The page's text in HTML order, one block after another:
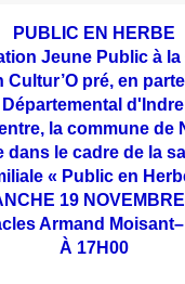
PUBLIC EN HERBE
Jeune Public à
Cultur’O pré, en
la commune de
dans le cadre de la
« Public en
19
Armand Moisant–
À 17H00